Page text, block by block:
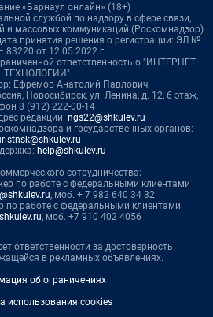
«Барнаул онлайн» (18+)
службой по надзору в сфере связи,
и массовых коммуникаций (Роскомнадзор)
принятия решения о регистрации: ЭЛ №
83220 от 12.05.2022 г.
ответственностью "ИНТЕРНЕТ
ТЕХНОЛОГИИ"
Ефремов Анатолий Павлович
Новосибирск, ул. Ленина, д. 12, 6 этаж,
8 (912) 222-00-14
редакции: ngs22@shkulev.ru
и государственных органов:
help@shkulev.ru
сотрудничества:
по работе с федеральными клиентами
, моб. + 7 982 640 34 32
по работе с федеральными клиентами
, моб. +7 910 402 4056
ответственности за достоверность
в рекламных объявлениях.
об ограничениях
использования cookies